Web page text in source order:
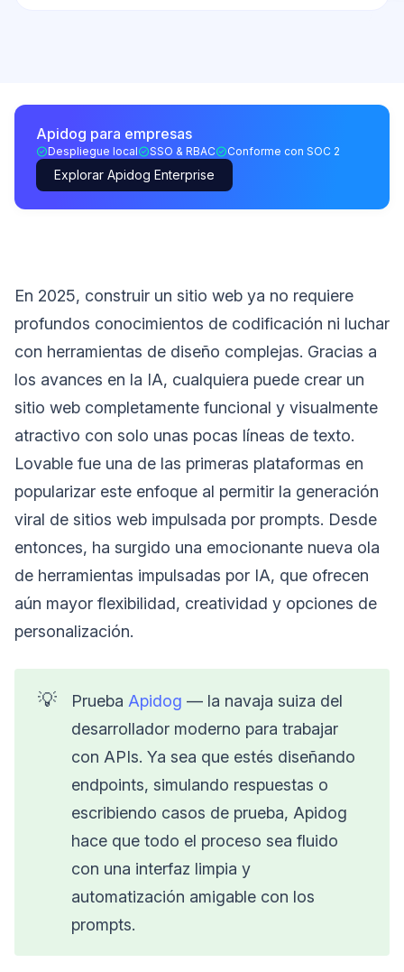
Apidog para empresas
Despliegue local SSO & RBAC Conforme con SOC 2
Explorar Apidog Enterprise
En 2025, construir un sitio web ya no requiere
profundos conocimientos de codificación ni luchar
con herramientas de diseño complejas. Gracias a
los avances en la IA, cualquiera puede crear un
sitio web completamente funcional y visualmente
atractivo con solo unas pocas líneas de texto.
Lovable fue una de las primeras plataformas en
popularizar este enfoque al permitir la generación
viral de sitios web impulsada por prompts. Desde
entonces, ha surgido una emocionante nueva ola
de herramientas impulsadas por IA, que ofrecen
aún mayor flexibilidad, creatividad y opciones de
personalización.
💡 Prueba Apidog — la navaja suiza del
desarrollador moderno para trabajar
con APIs. Ya sea que estés diseñando
endpoints, simulando respuestas o
escribiendo casos de prueba, Apidog
hace que todo el proceso sea fluido
con una interfaz limpia y
automatización amigable con los
prompts.